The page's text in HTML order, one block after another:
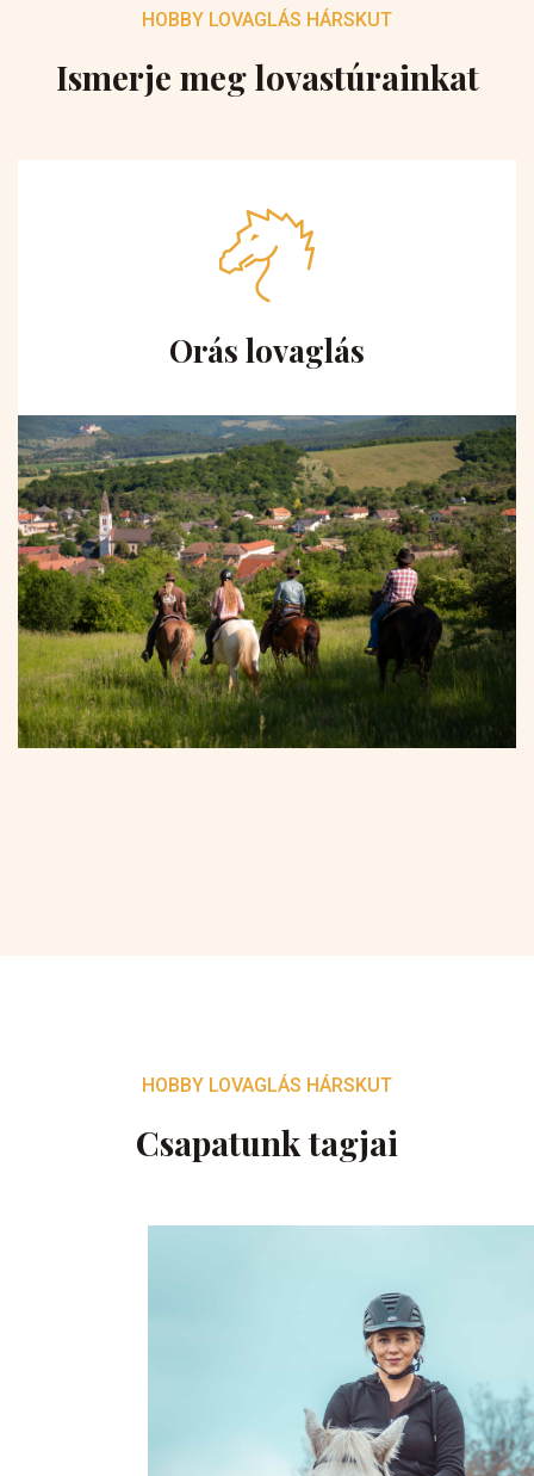
HOBBY LOVAGLÁS HÁRSKUT
Ismerje meg lovastúrainkat
Orás lovaglás
HOBBY LOVAGLÁS HÁRSKUT
Csapatunk tagjai